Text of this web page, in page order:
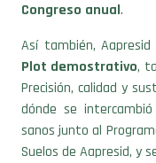
Congreso anual.
Así también,
Plot demostrativo,
Precisión, calidad y
dónde se
sanos junto al
Suelos de Aapresid, y